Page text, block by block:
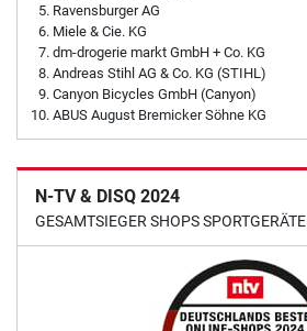
Ravensburger AG
Miele & Cie. KG
dm-drogerie markt GmbH + Co. KG
Andreas Stihl AG & Co. KG (STIHL)
Canyon Bicycles GmbH (Canyon)
ABUS August Bremicker Söhne KG
N-TV & DISQ 2024
GESAMTSIEGER SHOPS SPORTGERÄTE